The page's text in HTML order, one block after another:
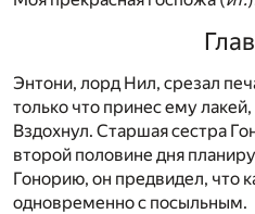
Энтони, лорд Нил, срезал
только что принес ему
Вздохнул. Старшая сестра
второй половине дня
Гонорию, он предвидел, что
одновременно с посыльным.